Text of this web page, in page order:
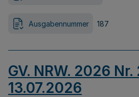
Ausgabennummer 187
GV. NRW. 2026
13.07.2026